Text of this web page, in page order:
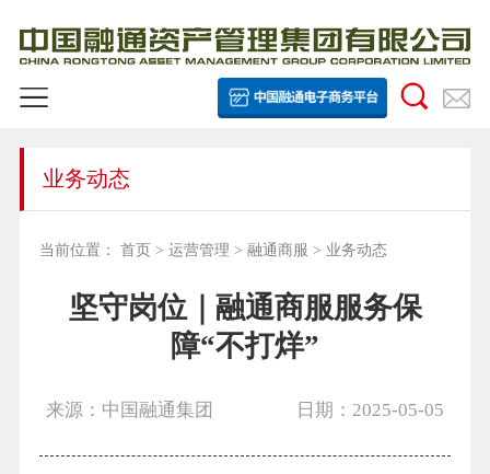
业务动态
当前位置： 首页> 运营管理 > 融通商服 > 业务动态
坚守岗位｜融通商服服务保
障“不打烊”
来源：中国融通集团 日期：2025-05-05